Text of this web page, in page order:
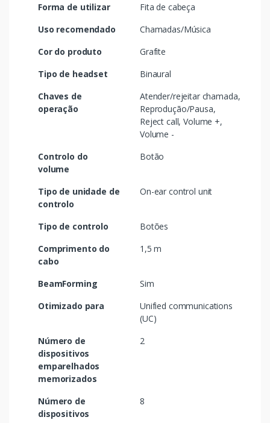
Forma de utilizar
Fita de cabeça
Uso recomendado
Chamadas/Música
Cor do produto
Grafite
Tipo de headset
Binaural
Chaves de
operação
Atender/rejeitar chamada,
Reprodução/Pausa,
Reject call, Volume +,
Volume -
Controlo do
volume
Botão
Tipo de unidade de
controlo
On-ear control unit
Tipo de controlo
Botões
Comprimento do
cabo
1,5 m
BeamForming
Sim
Otimizado para
Unified communications
(UC)
Número de
dispositivos
emparelhados
memorizados
2
Número de
dispositivos
8